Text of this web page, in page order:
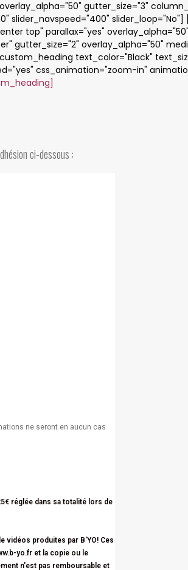
gutter_size="3"
slider_navspeed="400"
top" parallax="yes"
gutter_size="2" overlay_alpha="50"
text_color="Black"
css_animation="zoom-in"
ci-dessous :
ne seront en aucun cas
réglée dans sa totalité lors de
vidéos produites par B'YO! Ces
yo.fr et la copie ou le
n'est pas remboursable et